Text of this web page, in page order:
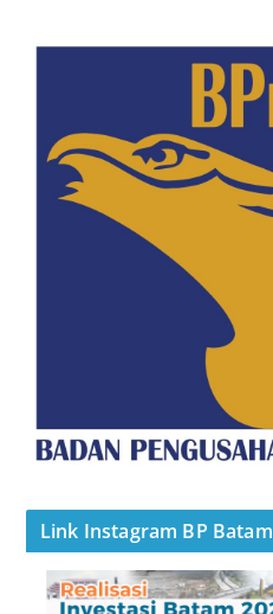
Link Instagram BP Batam